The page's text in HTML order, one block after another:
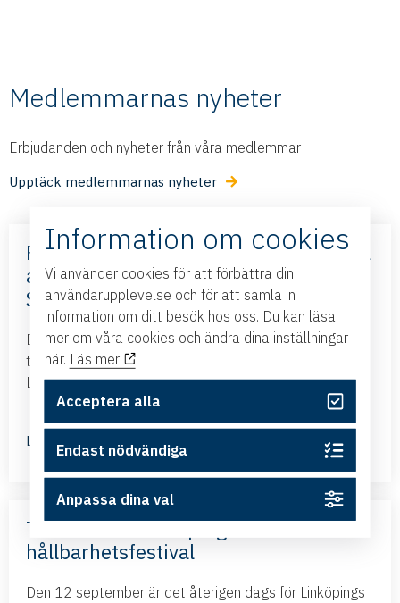
Medlemmarnas nyheter
Erbjudanden och nyheter från våra medlemmar
Upptäck medlemmarnas nyheter
Frihandelsavtalet med Mercosur – nya
affärsmöjligheter – med Business
Sweden
Business Swedens kontor i Brasilien och Argentina
tillsammans med ambassadören i Brasilien kommer till
Linköping och presenterar det nya frihandelsavtalet...
Läs mer
Terra Viva – Linköpings största
hållbarhetsfestival
Den 12 september är det återigen dags för Linköpings
Information om cookies
Vi använder cookies för att förbättra din
användarupplevelse och för att samla in
information om ditt besök hos oss. Du kan läsa
mer om våra cookies och ändra dina inställningar
här. Läs mer
Acceptera alla
Endast nödvändiga
Anpassa dina val